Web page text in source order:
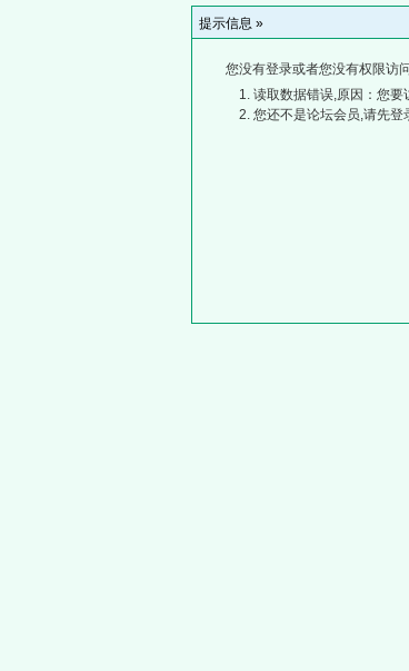
提示信息 »
您没有登录或者您没有权限访
读取数据错误,原因：您
您还不是论坛会员,请先登